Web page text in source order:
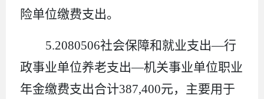
险单位缴费支出。
5.2080506社会保障和就业支出—行
政事业单位养老支出—机关事业单位职业
年金缴费支出合计387,400元， 主要用于